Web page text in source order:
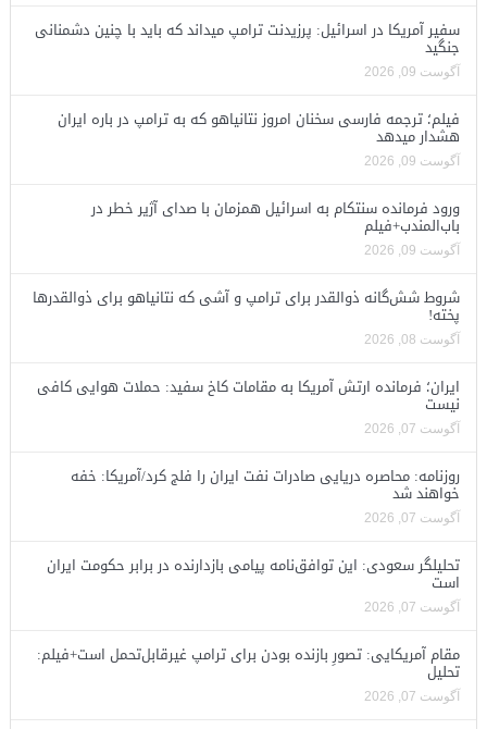
سفیر آمریکا در اسرائیل: پرزیدنت ترامپ میداند که باید با چنین دشمنانی
جنگید
آگوست 09, 2026
فیلم؛ ترجمه فارسی سخنان امروز نتانیاهو که به ترامپ در باره ایران
هشدار میدهد
آگوست 09, 2026
ورود فرمانده سنتکام به اسرائیل همزمان با صدای آژیر خطر در
باب‌المندب+فیلم
آگوست 09, 2026
شروط شش‌گانه ذوالقدر برای ترامپ و آشی که نتانیاهو برای ذوالقدرها
پخته!
آگوست 08, 2026
ایران؛ فرمانده ارتش آمریکا به مقامات کاخ سفید: حملات هوایی کافی
نیست
آگوست 07, 2026
روزنامه: محاصره دریایی صادرات نفت ایران را فلج کرد/آمریکا: خفه
خواهند شد
آگوست 07, 2026
تحلیلگر سعودی: این توافق‌نامه پیامی بازدارنده در برابر حکومت ایران
است
آگوست 07, 2026
مقام آمریکایی: تصورِ بازنده بودن برای ترامپ غیرقابل‌تحمل است+فیلم:
تحلیل
آگوست 07, 2026